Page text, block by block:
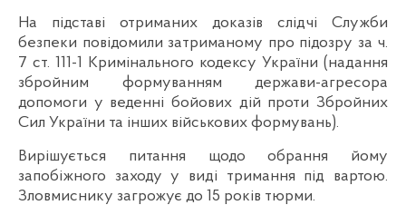
На підставі отриманих доказів слідчі Служби
безпеки повідомили затриманому про підозру за ч.
7 ст. 111-1 Кримінального кодексу України (надання
збройним формуванням держави-агресора
допомоги у веденні бойових дій проти Збройних
Сил України та інших військових формувань).
Вирішується питання щодо обрання йому
запобіжного заходу у виді тримання під вартою.
Зловмиснику загрожує до 15 років тюрми.